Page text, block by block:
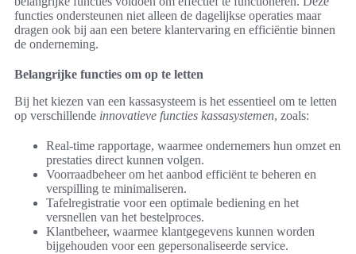
functies ondersteunen niet alleen de dagelijkse operaties maar
dragen ook bij aan een betere klantervaring en efficiëntie binnen
de onderneming.
Belangrijke functies om op te letten
Bij het kiezen van een kassasysteem is het essentieel om te letten
op verschillende innovatieve functies kassasystemen, zoals:
Real-time rapportage, waarmee ondernemers hun omzet en
prestaties direct kunnen volgen.
Voorraadbeheer om het aanbod efficiënt te beheren en
verspilling te minimaliseren.
Tafelregistratie voor een optimale bediening en het
versnellen van het bestelproces.
Klantbeheer, waarmee klantgegevens kunnen worden
bijgehouden voor een gepersonaliseerde service.